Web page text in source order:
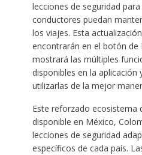
lecciones de seguridad
conductores puedan
los viajes. Esta
encontrarán en el botón de
mostrará las múltiples
disponibles en la
utilizarlas de la mejor
Este reforzado ecosistema
disponible en México,
lecciones de seguridad
específicos de cada país.